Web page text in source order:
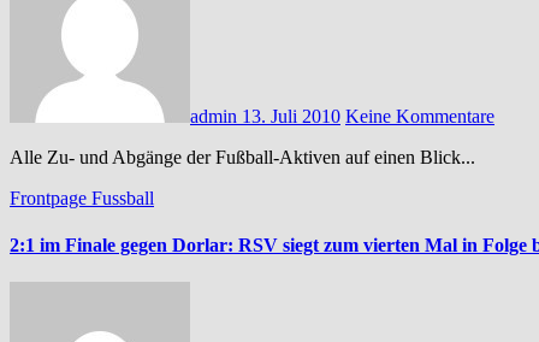
admin 13. Juli 2010 Keine Kommentare
Alle Zu- und Abgänge der Fußball-Aktiven auf einen Blick...
Frontpage Fussball
2:1 im Finale gegen Dorlar: RSV siegt zum vierten Mal in Folge